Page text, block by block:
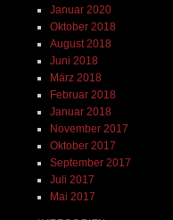
Januar 2020
Oktober 2018
August 2018
Juni 2018
März 2018
Februar 2018
Januar 2018
November 2017
Oktober 2017
September 2017
Juli 2017
Mai 2017